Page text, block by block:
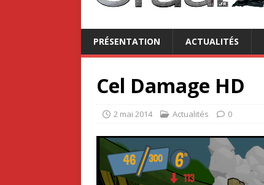
PRÉSENTATION ACTUALITÉS
Cel Damage HD
2 mai 2014 Actualités 0